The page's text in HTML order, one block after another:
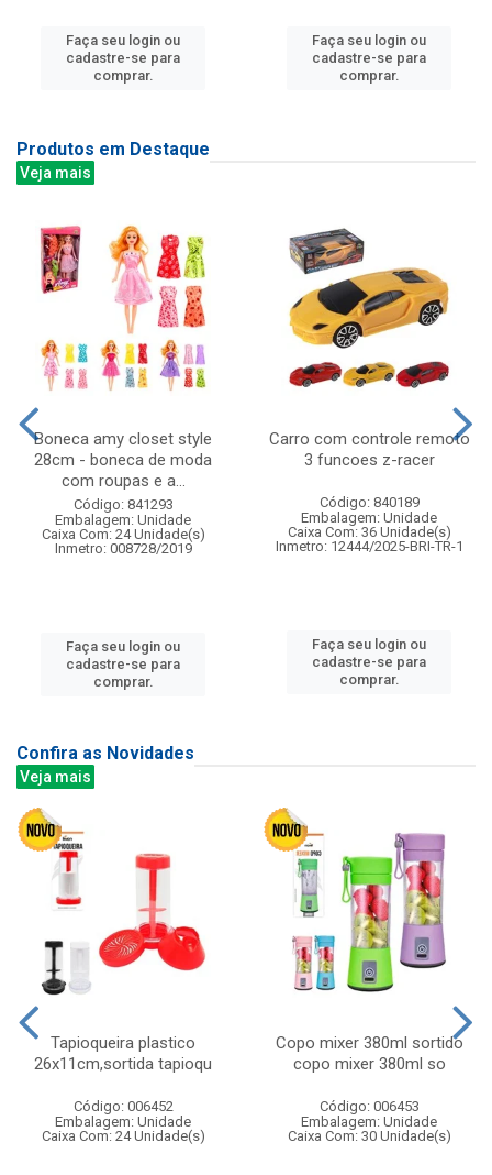
Faça seu login ou
cadastre-se para
comprar.
Faça seu login ou
cadastre-se para
comprar.
Produtos em Destaque
Veja mais
Boneca amy closet style
28cm - boneca de moda
com roupas e a...
Código: 841293
Embalagem: Unidade
Caixa Com: 24 Unidade(s)
Inmetro: 008728/2019
Faça seu login ou
cadastre-se para
comprar.
Carro com controle remoto
3 funcoes z-racer
Código: 840189
Embalagem: Unidade
Caixa Com: 36 Unidade(s)
Inmetro: 12444/2025-BRI-TR-1
Faça seu login ou
cadastre-se para
comprar.
Confira as Novidades
Veja mais
Tapioqueira plastico
26x11cm,sortida tapioqu
Código: 006452
Embalagem: Unidade
Caixa Com: 24 Unidade(s)
Copo mixer 380ml sortido
copo mixer 380ml so
Código: 006453
Embalagem: Unidade
Caixa Com: 30 Unidade(s)